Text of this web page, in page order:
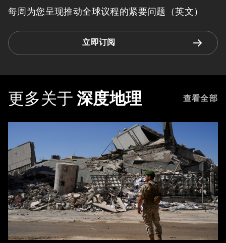
每周为您呈现推动全球议程的紧要问题（英文）
立即订阅
更多关于 深度地理 查看全部